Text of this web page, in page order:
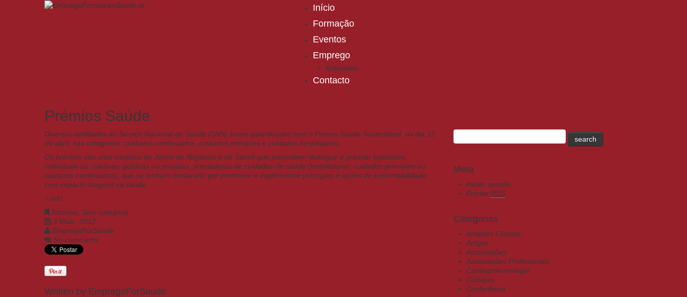
Início
Formação
Eventos
Emprego
Entidades
Contacto
Prémios Saúde
Diversas entidades do Serviço Nacional de Saúde (SNS) foram galardoadas com o Prémio Saúde Sustentável, no dia 12
de abril, nas categorias: cuidados continuados, cuidados primários e cuidados hospitalares.
Os prémios são uma iniciativa do Jornal de Negócios e da Sanofi que pretendem distinguir e premiar entidades,
individuais ou coletivas, públicas ou privadas, prestadoras de cuidados de saúde (hospitalares, cuidados primários ou
cuidados continuados), que se tenham destacado por promover e implementar princípios e ações de sustentabilidade
com impacto tangível na saúde.
+ info
Notícias Sem categoria
3 Maio, 2012
EmpregoForSaude
No comments
Written by EmpregoForSaude
Meta
Iniciar sessão
Entries RSS
Categorias
Análises Clínicas
Artigos
Associações
Associações Profissionais
Cardiopneumologia
Colóquio
Conferência